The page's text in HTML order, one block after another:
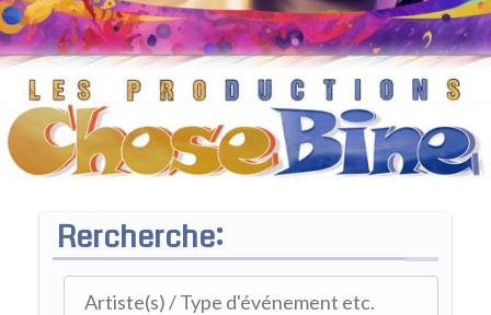
Rercherche: